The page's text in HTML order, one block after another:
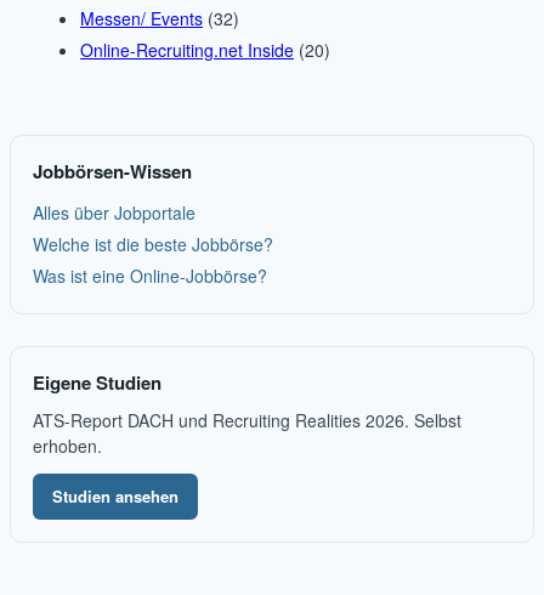
Messen/ Events (32)
Online-Recruiting.net Inside (20)
Jobbörsen-Wissen
Alles über Jobportale
Welche ist die beste Jobbörse?
Was ist eine Online-Jobbörse?
Eigene Studien
ATS-Report DACH und Recruiting Realities 2026. Selbst
erhoben.
Studien ansehen